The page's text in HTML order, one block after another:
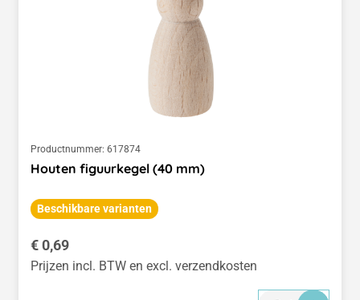
Productnummer: 617874
Houten figuurkegel (40 mm)
Beschikbare varianten
Normale prijs:
€ 0,69
Prijzen incl. BTW en excl. verzendkosten